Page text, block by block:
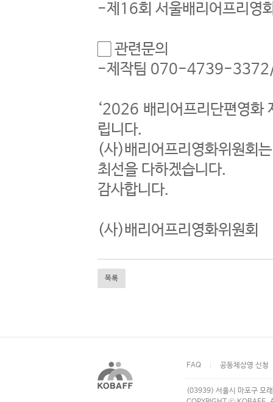
-제16회 서울배리어프리
▢ 관련문의
-제작팀 070-4739-
‘2026 배리어프리단편영화
립니다.
(사)배리어프리영화위원회
최선을 다하겠습니다.
감사합니다.
(사)배리어프리영화위원회
목록
FAQ 공동체상영 신청
(03939) 서울시 마포구 모